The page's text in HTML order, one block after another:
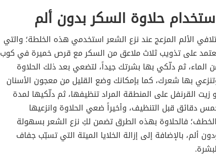
حلاوة السكر بدون ألم
الألم المزعج عند نزع الشعر استخدمي هذه الخلطة؛ والتي
على تذويب ثلاث ملاعق من السكر مع قرص خميرة في كوب
الماء، ثم دلّكي بها بشرتك جيداً، لتضعي بعد ذلك الحلاوة
بها شعرك، كما بإمكانك وضع القليل من معجون الأسنان
زيت القرنفل على المنطقة المراد تنظيفها، ثم دلّكيها لمدة
دقائق قبل التنظيف، وأخيراً ضعي الحلاوة وانزعيها
فالحلاوة بهذه الطرق تضمن لكِ نزع الشعر بسهولة
ألم، بالإضافة إلى إزالة الخلايا الميتة التي تسبّب جفاف